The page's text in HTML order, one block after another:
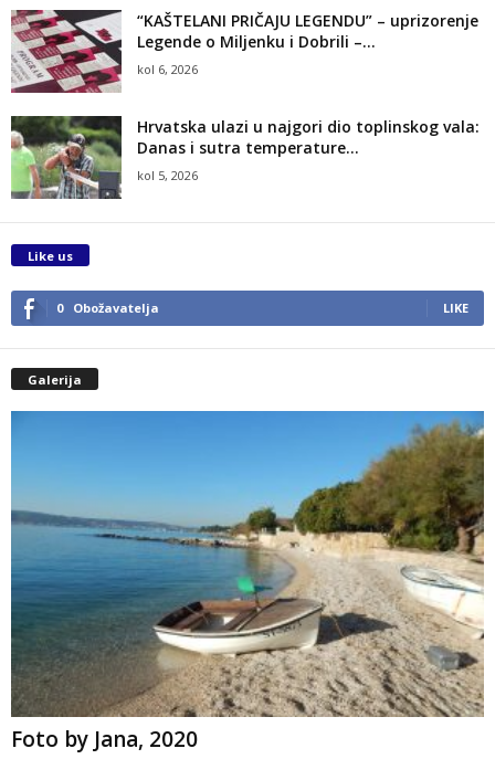
“KAŠTELANI PRIČAJU LEGENDU” – uprizorenje
Legende o Miljenku i Dobrili –...
kol 6, 2026
Hrvatska ulazi u najgori dio toplinskog vala:
Danas i sutra temperature...
kol 5, 2026
Like us
0 Obožavatelja LIKE
Galerija
Foto by Jana, 2020